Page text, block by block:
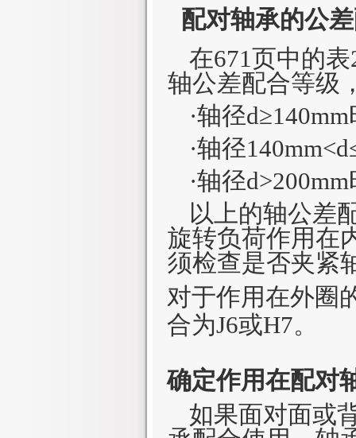
配对轴承的公
在671页中的
轴公差配合等级
·轴径d≥140mm
·轴径140mm<d
·轴径d>200mm
以上的轴公差
旋转负荷作用在
须检查是否夹紧
对于作用在外圈
合为J6或H7。
确定作用在配对
如果面对面或